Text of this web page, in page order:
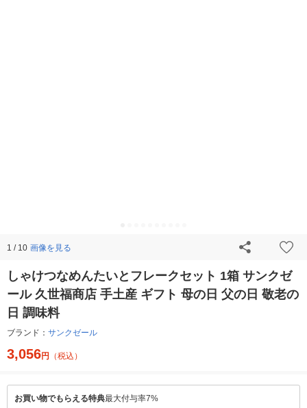
1 / 10 画像を見る
しゃけつなめんたいとフレークセット 1箱 サンクゼ
ール 久世福商店 手土産 ギフト 母の日 父の日 敬老の
日 調味料
ブランド： サンクゼール
3,056円 （税込）
お買い物でもらえる特典最大付与率7%